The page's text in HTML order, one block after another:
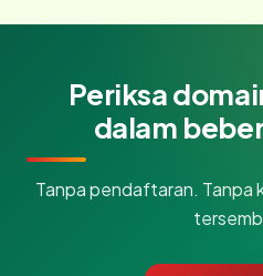
Periksa
dalam
Tanpa pendaftaran. Tanpa